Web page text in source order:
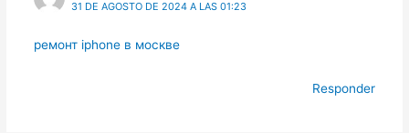
31 DE AGOSTO DE 2024 A LAS 01:23
ремонт iphone в москве
Responder